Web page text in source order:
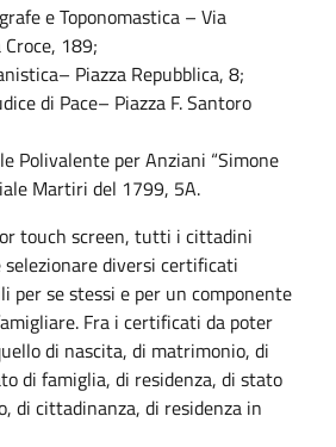
e Toponomastica – Via
189;
Piazza Repubblica, 8;
di Pace– Piazza F. Santoro
Polivalente per Anziani “Simone
Martiri del 1799, 5A.
touch screen, tutti i cittadini
selezionare diversi certificati
per se stessi e per un componente
Fra i certificati da poter
di nascita, di matrimonio, di
di famiglia, di residenza, di stato
di cittadinanza, di residenza in